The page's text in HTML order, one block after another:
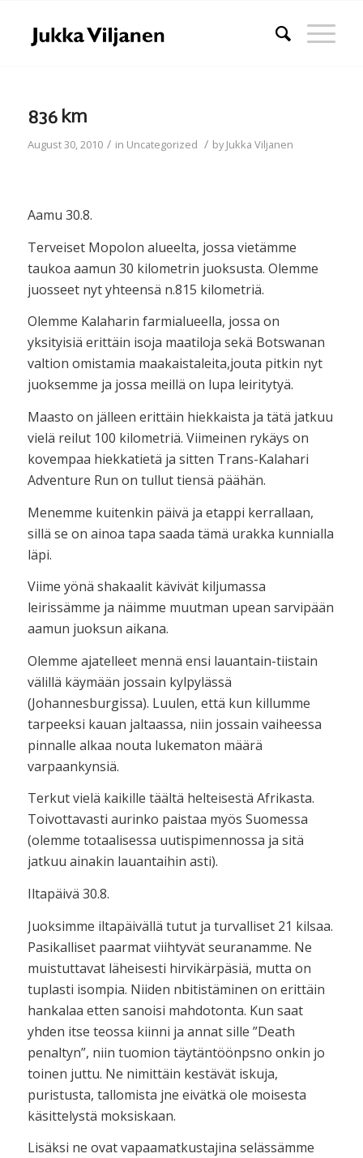
836 km
August 30, 2010 / in Uncategorized / byJukka Viljanen
Aamu 30.8.
Terveiset Mopolon alueelta, jossa vietämme
taukoa aamun 30 kilometrin juoksusta. Olemme
juosseet nyt yhteensä n.815 kilometriä.
Olemme Kalaharin farmialueella, jossa on
yksityisiä erittäin isoja maatiloja sekä Botswanan
valtion omistamia maakaistaleita,jouta pitkin nyt
juoksemme ja jossa meillä on lupa leiritytyä.
Maasto on jälleen erittäin hiekkaista ja tätä jatkuu
vielä reilut 100 kilometriä. Viimeinen rykäys on
kovempaa hiekkatietä ja sitten Trans-Kalahari
Adventure Run on tullut tiensä päähän.
Menemme kuitenkin päivä ja etappi kerrallaan,
sillä se on ainoa tapa saada tämä urakka kunnialla
läpi.
Viime yönä shakaalit kävivät kiljumassa
leirissämme ja näimme muutman upean sarvipään
aamun juoksun aikana.
Olemme ajatelleet mennä ensi lauantain-tiistain
välillä käymään jossain kylpylässä
(Johannesburgissa). Luulen, että kun killumme
tarpeeksi kauan jaltaassa, niin jossain vaiheessa
pinnalle alkaa nouta lukematon määrä
varpaankynsiä.
Terkut vielä kaikille täältä helteisestä Afrikasta.
Toivottavasti aurinko paistaa myös Suomessa
(olemme totaalisessa uutispimennossa ja sitä
jatkuu ainakin lauantaihin asti).
Iltapäivä 30.8.
Juoksimme iltapäivällä tutut ja turvalliset 21 kilsaa.
Pasikalliset paarmat viihtyvät seuranamme. Ne
muistuttavat läheisesti hirvikärpäsiä, mutta on
tuplasti isompia. Niiden nbitistäminen on erittäin
hankalaa etten sanoisi mahdotonta. Kun saat
yhden itse teossa kiinni ja annat sille ”Death
penaltyn”, niin tuomion täytäntöönpsno onkin jo
toinen juttu. Ne nimittäin kestävät iskuja,
puristusta, tallomista jne eivätkä ole moisesta
käsittelystä moksiskaan.
Lisäksi ne ovat vapaamatkustajina selässämme